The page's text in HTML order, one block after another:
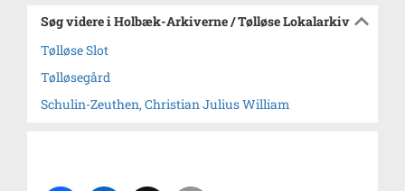
Søg videre i Holbæk-Arkiverne / Tølløse Lokalarkiv
Tølløse Slot
Tølløsegård
Schulin-Zeuthen, Christian Julius William